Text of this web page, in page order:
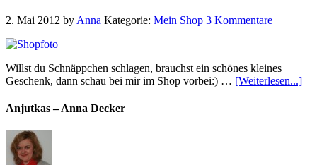
2. Mai 2012 by Anna Kategorie: Mein Shop 3 Kommentare
Willst du Schnäppchen schlagen, brauchst ein schönes kleines
Geschenk, dann schau bei mir im Shop vorbei:) … [Weiterlesen...]
Anjutkas – Anna Decker